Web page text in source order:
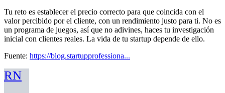
Tu reto es establecer el precio correcto para que coincida con el
valor percibido por el cliente, con un rendimiento justo para ti. No es
un programa de juegos, así que no adivines, haces tu investigación
inicial con clientes reales. La vida de tu startup depende de ello.
Fuente: https://blog.startupprofessiona...
RN